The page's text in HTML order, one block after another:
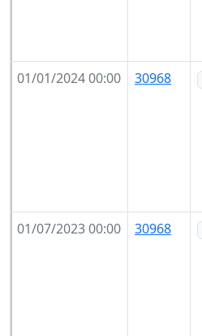
01/01/2024 00:00
30968
01/07/2023 00:00
30968